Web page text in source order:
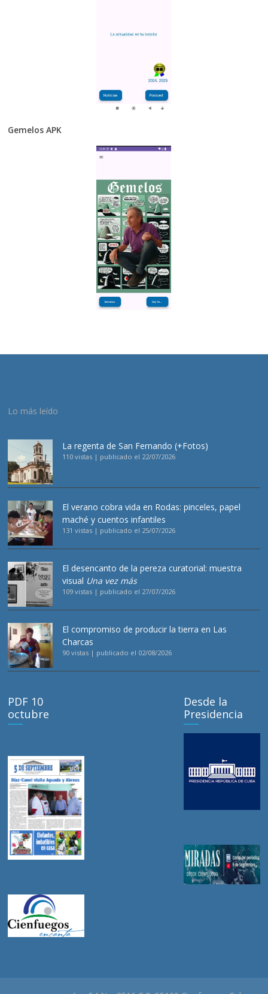
Gemelos APK
Lo más leído
La regenta de San Fernando (+Fotos)
110 vistas | publicado el 22/07/2026
El verano cobra vida en Rodas: pinceles, papel
maché y cuentos infantiles
131 vistas | publicado el 25/07/2026
El desencanto de la pereza curatorial: muestra
visual Una vez más
109 vistas | publicado el 27/07/2026
El compromiso de producir la tierra en Las
Charcas
90 vistas | publicado el 02/08/2026
PDF 10
octubre
Desde la
Presidencia